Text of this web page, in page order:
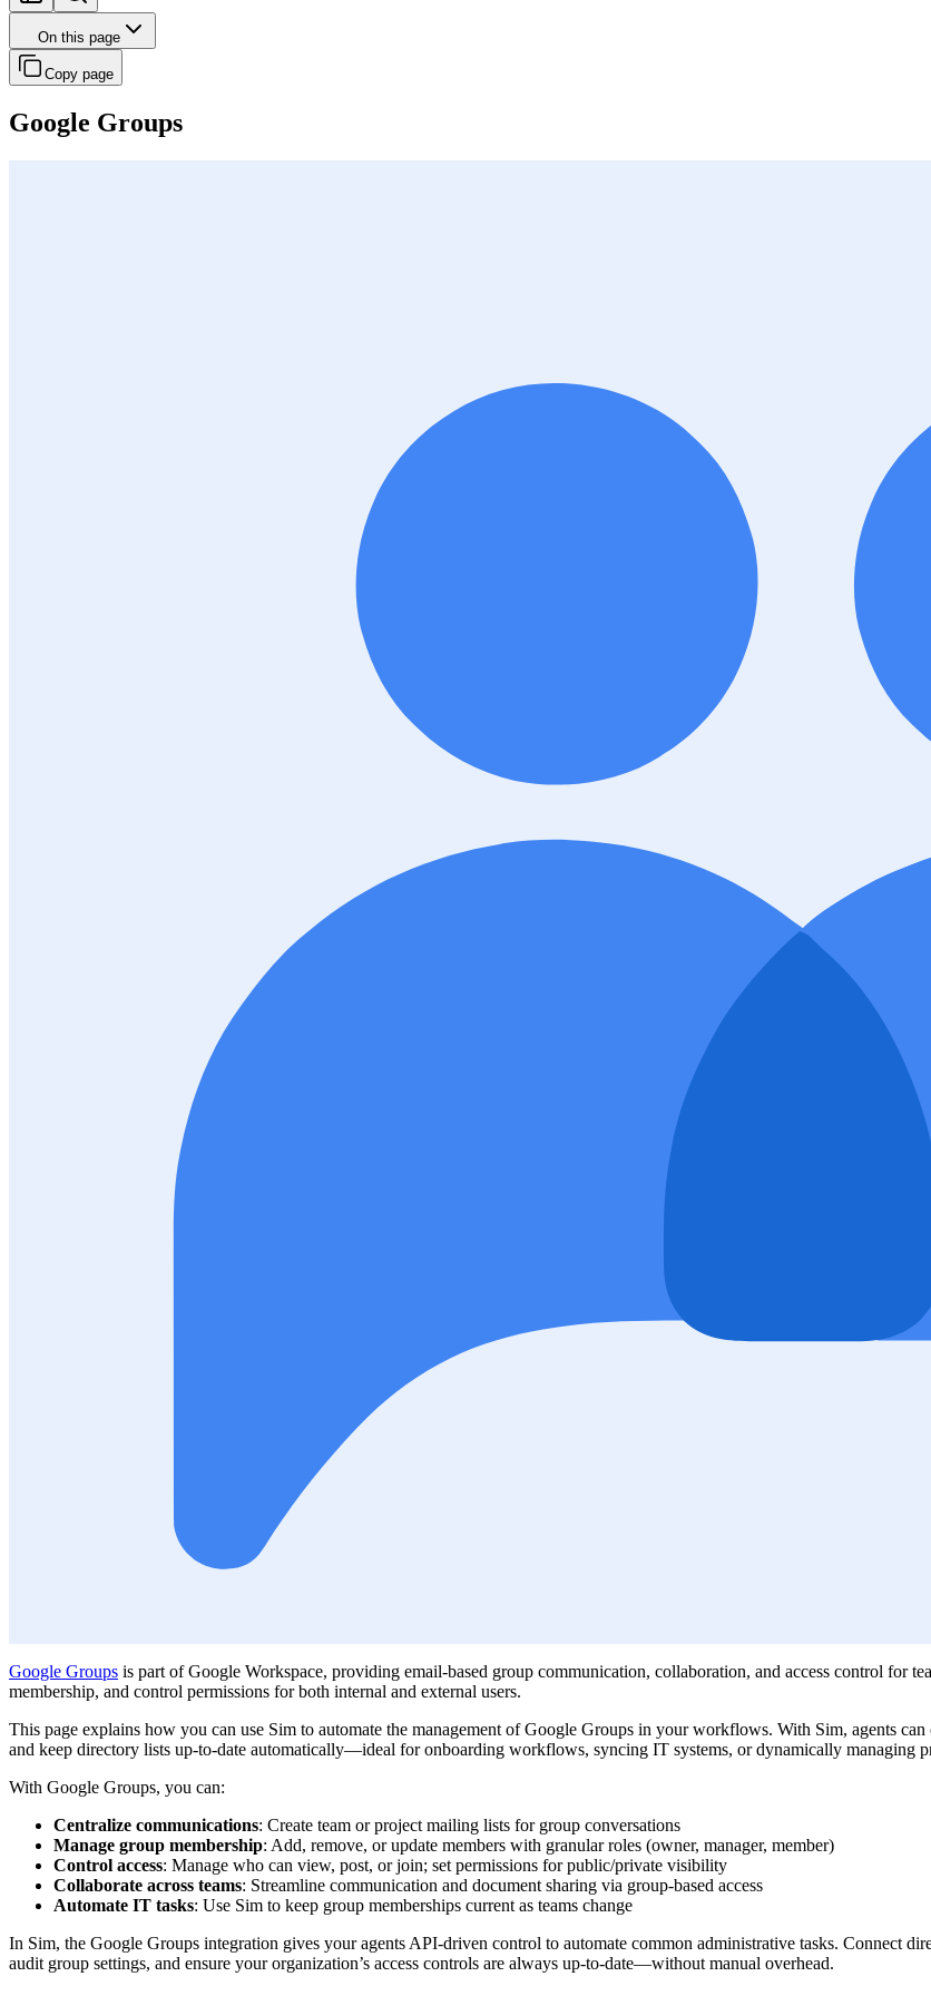
On this page
Copy page
Google Groups
Google Groups is part of Google Workspace, providing email-based group communication, collaboration, and access control for
membership, and control permissions for both internal and external users.
This page explains how you can use Sim to automate the management of Google Groups in your workflows. With Sim, agents
and keep directory lists up-to-date automatically—ideal for onboarding workflows, syncing IT systems, or dynamically managing
With Google Groups, you can:
Centralize communications: Create team or project mailing lists for group conversations
Manage group membership: Add, remove, or update members with granular roles (owner, manager, member)
Control access: Manage who can view, post, or join; set permissions for public/private visibility
Collaborate across teams: Streamline communication and document sharing via group-based access
Automate IT tasks: Use Sim to keep group memberships current as teams change
In Sim, the Google Groups integration gives your agents API-driven control to automate common administrative tasks. Connect
audit group settings, and ensure your organization’s access controls are always up-to-date—without manual overhead.